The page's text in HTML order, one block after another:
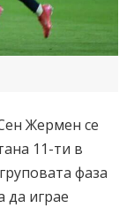
Жермен се
11-ти в
фаза
да играе